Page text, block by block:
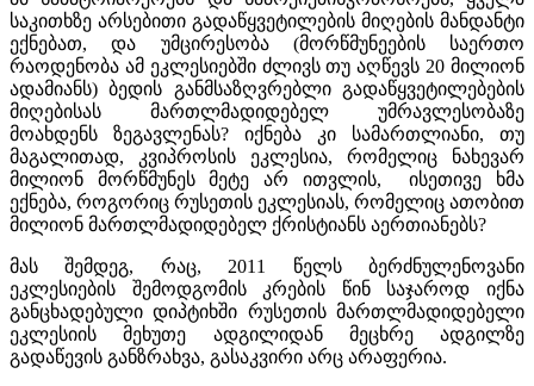
საკითხზე არსებითი გადაწყვეტილების მიღების მანდანტი
ექნებათ, და უმცირესობა (მორწმუნეების საერთო
რაოდენობა ამ ეკლესიებში ძლივს თუ აღწევს 20 მილიონ
ადამიანს) ბედის განმსაზღვრებლი გადაწყვეტილებების
მიღებისას მართლმადიდებელ უმრავლესობაზე
მოახდენს ზეგავლენას? იქნება კი სამართლიანი, თუ
მაგალითად, კვიპროსის ეკლესია, რომელიც ნახევარ
მილიონ მორწმუნეს მეტე არ ითვლის, ისეთივე ხმა
ექნება, როგორიც რუსეთის ეკლესიას, რომელიც ათობით
მილიონ მართლმადიდებელ ქრისტიანს აერთიანებს?
მას შემდეგ, რაც, 2011 წელს ბერძნულენოვანი
ეკლესიების შემოდგომის კრების წინ საჯაროდ იქნა
განცხადებული დიპტიხში რუსეთის მართლმადიდებელი
ეკლესიის მეხუთე ადგილიდან მეცხრე ადგილზე
გადაწევის განზრახვა, გასაკვირი არც არაფერია.